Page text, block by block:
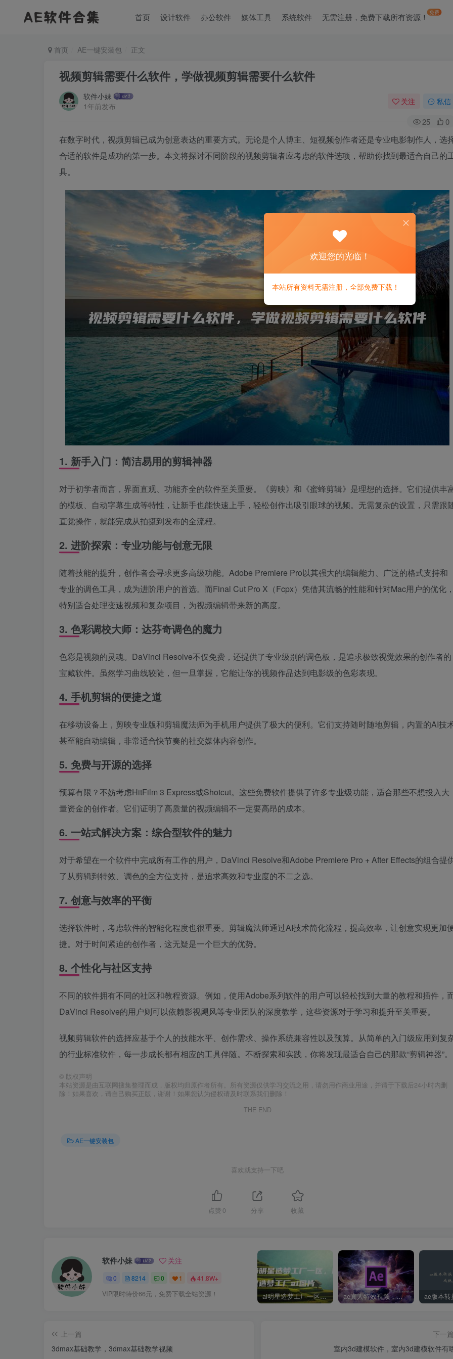
首页 设计软件 办公软件 媒体工具 系统软件 无需注册，免费下载所有资源！免费
首页 AE一键安装包 正文
视频剪辑需要什么软件，学做视频剪辑需要什么软件
软件小妹
1年前发布
关注 私信
25 0
在数字时代，视频剪辑已成为创意表达的重要方式。无论是个人博主、短视频创作者还是专业电影制作人，选
合适的软件是成功的第一步。本文将探讨不同阶段的视频剪辑者应考虑的软件选项，帮助你找到最适合自己的
具。
1. 新手入门：简洁易用的剪辑神器
对于初学者而言，界面直观、功能齐全的软件至关重要。《剪映》和《蜜蜂剪辑》是理想的选择。它们提供丰
的模板、自动字幕生成等特性，让新手也能快速上手，轻松创作出吸引眼球的视频。无需复杂的设置，只需跟
直觉操作，就能完成从拍摄到发布的全流程。
2. 进阶探索：专业功能与创意无限
随着技能的提升，创作者会寻求更多高级功能。Adobe Premiere Pro以其强大的编辑能力、广泛的格式支持和
专业的调色工具，成为进阶用户的首选。而Final Cut Pro X（Fcpx）凭借其流畅的性能和针对Mac用户的优化
特别适合处理变速视频和复杂项目，为视频编辑带来新的高度。
3. 色彩调校大师：达芬奇调色的魔力
色彩是视频的灵魂。DaVinci Resolve不仅免费，还提供了专业级别的调色板，是追求极致视觉效果的创作者的
宝藏软件。虽然学习曲线较陡，但一旦掌握，它能让你的视频作品达到电影级的色彩表现。
4. 手机剪辑的便捷之道
在移动设备上，剪映专业版和剪辑魔法师为手机用户提供了极大的便利。它们支持随时随地剪辑，内置的AI技
甚至能自动编辑，非常适合快节奏的社交媒体内容创作。
5. 免费与开源的选择
预算有限？不妨考虑HitFilm 3 Express或Shotcut。这些免费软件提供了许多专业级功能，适合那些不想投入大
量资金的创作者。它们证明了高质量的视频编辑不一定要高昂的成本。
6. 一站式解决方案：综合型软件的魅力
对于希望在一个软件中完成所有工作的用户，DaVinci Resolve和Adobe Premiere Pro + After Effects的组合提
了从剪辑到特效、调色的全方位支持，是追求高效和专业度的不二之选。
7. 创意与效率的平衡
选择软件时，考虑软件的智能化程度也很重要。剪辑魔法师通过AI技术简化流程，提高效率，让创意实现更加
捷。对于时间紧迫的创作者，这无疑是一个巨大的优势。
8. 个性化与社区支持
不同的软件拥有不同的社区和教程资源。例如，使用Adobe系列软件的用户可以轻松找到大量的教程和插件，
DaVinci Resolve的用户则可以依赖影视飓风等专业团队的深度教学，这些资源对于学习和提升至关重要。
视频剪辑软件的选择应基于个人的技能水平、创作需求、操作系统兼容性以及预算。从简单的入门级应用到复
的行业标准软件，每一步成长都有相应的工具伴随。不断探索和实践，你将发现最适合自己的那款“剪辑神器”。
© 版权声明
本站资源是由互联网搜集整理而成，版权均归原作者所有。所有资源仅供学习交流之用，请勿用作商业用途，并请于下载后24小时内删
除！如果喜欢，请自己购买正版，谢谢！如果您认为侵权请及时联系我们删除！
THE END
AE一键安装包
喜欢就支持一下吧
点赞 0 分享 收藏
软件小妹 关注
0 8214 0 1 41.8W+
VIP限时特价66元，免费下载全站资源！ ai明星造梦工厂一区，明星造梦工厂ai图片 ae真人特效视频，大学生第一次做ppt怎么做
上一篇
3dmax基础教学，3dmax基础教学视频
下一
室内3d建模软件，室内3d建模软件有
欢迎您的光临！
本站所有资料无需注册，全部免费下载！